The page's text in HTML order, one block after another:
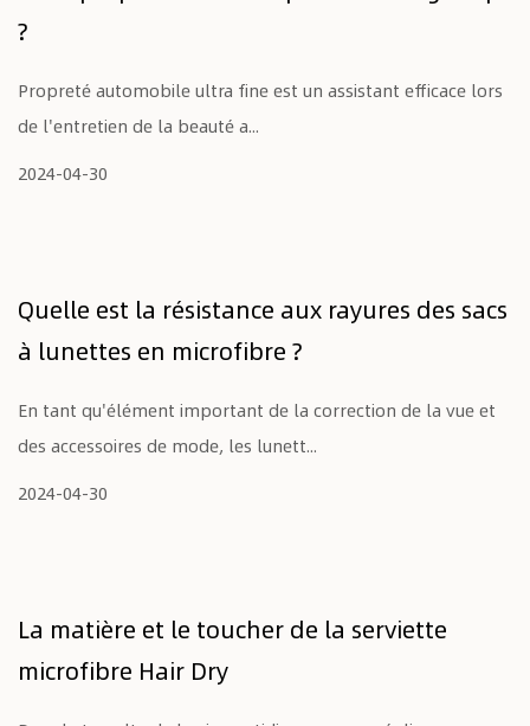
?
Propreté automobile ultra fine est un assistant efficace lors
de l'entretien de la beauté a...
2024-04-30
Quelle est la résistance aux rayures des sacs
à lunettes en microfibre ?
En tant qu'élément important de la correction de la vue et
des accessoires de mode, les lunett...
2024-04-30
La matière et le toucher de la serviette
microfibre Hair Dry